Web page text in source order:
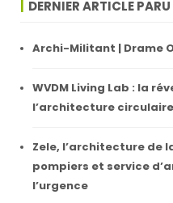
DERNIER ARTICLE PARU
Archi-Militant | Drame
WVDM Living Lab : la
l’architecture circulaire
Zele, l’architecture de
pompiers et service
l’urgence